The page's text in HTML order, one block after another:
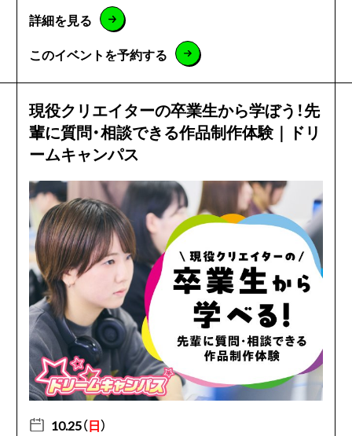
詳細を見る
このイベントを予約する
現役クリエイターの卒業生から学ぼう！先
輩に質問・相談できる作品制作体験｜ドリ
ームキャンパス
10.25（日）